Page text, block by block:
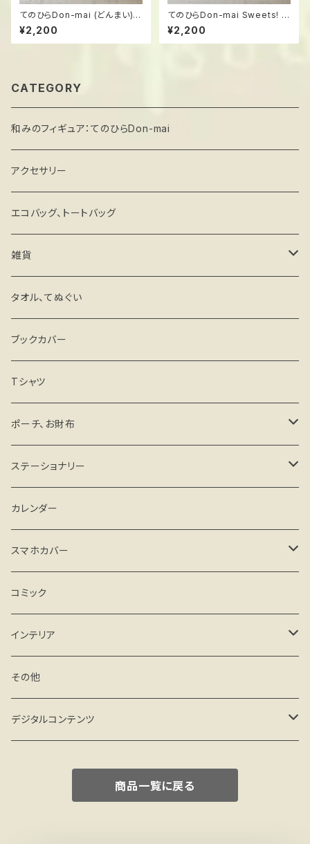
てのひらDon-mai (どんまい)
＊たこ焼き ハンドメイドフィギ
ュア ススメ隊長
¥2,200
てのひらDon-mai Sweets! ＊
小倉トースト ハンドメイドフィ
ギュア ススメ隊長
¥2,200
CATEGORY
和みのフィギュア：てのひらDon-mai
アクセサリー
エコバッグ、トートバッグ
雑貨
キーホルダー・ストラップ
ミラー
マグネットステッカー
その他
タオル、てぬぐい
ブックカバー
Tシャツ
ポーチ、お財布
がま口タイプ
ファスナータイプ
その他
ステーショナリー
手帳、スケジュール帳
カード、レターセット
メモ、一筆箋
シール
マグネット
その他
カレンダー
スマホカバー
iPhone
クリアケース
ハードケース(マット)
Android
クリアケース
ハードケース(マット)
コミック
インテリア
フィギュア
miniフレーム
その他
デジタルコンテンツ
商品一覧に戻る